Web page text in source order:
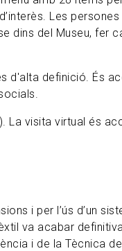
Les
del Museu, fer
definició. És
La visita virtual és
i per l’ús d’un
va acabar
i de la Tècnica